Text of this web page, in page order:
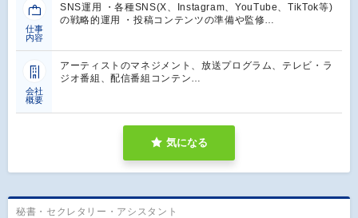
仕事
内容
SNS運用 ・各種SNS(X、Instagram、YouTube、TikTok等)
の戦略的運用 ・投稿コンテンツの準備や監修…
会社
概要
アーティストのマネジメント、放送プログラム、テレビ・ラ
ジオ番組、配信番組コンテン…
気になる
秘書・セクレタリー・アシスタント